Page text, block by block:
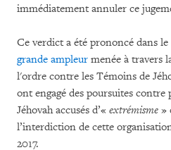
immédiatement annuler ce
Ce verdict a été prononcé dans le
grande ampleur menée à travers
l'ordre contre les Témoins de
ont engagé des poursuites contre
Jéhovah accusés d’« extrémisme »
l’interdiction de cette
2017.